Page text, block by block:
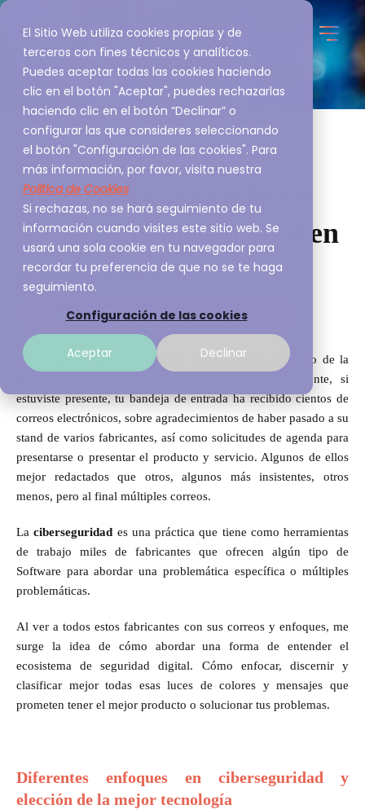
El Sitio Web utiliza cookies propias y de
terceros con fines técnicos y analíticos.
Puedes aceptar todas las cookies haciendo
clic en el botón "Aceptar", puedes rechazarlas
haciendo clic en el botón “Declinar” o
configurar las que consideres seleccionando
el botón "Configuración de las cookies". Para
más información, por favor, visita nuestra
Política de Cookies
Si rechazas, no se hará seguimiento de tu
información cuando visites este sitio web. Se
usará una sola cookie en tu navegador para
recordar tu preferencia de que no se te haga
seguimiento.
Configuración de las cookies
Aceptar Declinar
Reflexión y aprendizaje
sobre seguridad digital en
RSAC 2023
22 junio, 2023
Ya ha pasado aproximadamente un mes desde el evento de la
en San Francisco, California. Seguramente, si
estuviste presente, tu bandeja de entrada ha recibido cientos de
correos electrónicos, sobre agradecimientos de haber pasado a su
stand de varios fabricantes, así como solicitudes de agenda para
presentarse o presentar el producto y servicio. Algunos de ellos
mejor redactados que otros, algunos más insistentes, otros
menos, pero al final múltiples correos.
Laciberseguridad es una práctica que tiene como herramientas
de trabajo miles de fabricantes que ofrecen algún tipo de
Software para abordar una problemática específica o múltiples
problemáticas.
Al ver a todos estos fabricantes con sus correos y enfoques, me
surge la idea de cómo abordar una forma de entender el
ecosistema de seguridad digital. Cómo enfocar, discernir y
clasificar mejor todas esas luces de colores y mensajes que
prometen tener el mejor producto o solucionar tus problemas.
Diferentes enfoques en ciberseguridad y
elección de la mejor tecnología